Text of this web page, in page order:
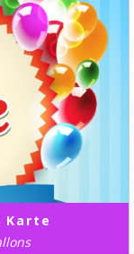
Karte